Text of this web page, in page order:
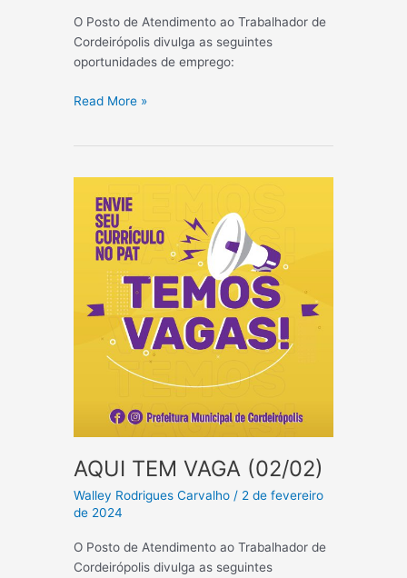
O Posto de Atendimento ao Trabalhador de
Cordeirópolis divulga as seguintes
oportunidades de emprego:
AQUI
23/02/2024
Read More »
AQUI TEM VAGA (02/02)
Walley Rodrigues Carvalho / 2 de fevereiro
de 2024
O Posto de Atendimento ao Trabalhador de
Cordeirópolis divulga as seguintes